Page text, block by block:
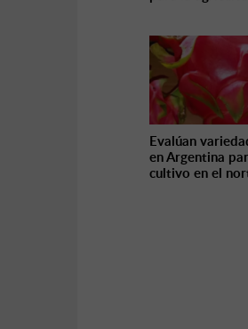
Evalúan
en Argentina
cultivo en el